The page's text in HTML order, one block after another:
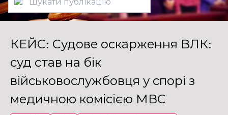
КЕЙС: Судове оскарження ВЛК:
суд став на бік
військовослужбовця у спорі з
медичною комісією МВС